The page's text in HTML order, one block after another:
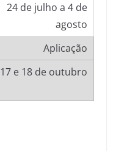
24 de julho a 4 de
agosto
Aplicação
17 e 18 de outubro